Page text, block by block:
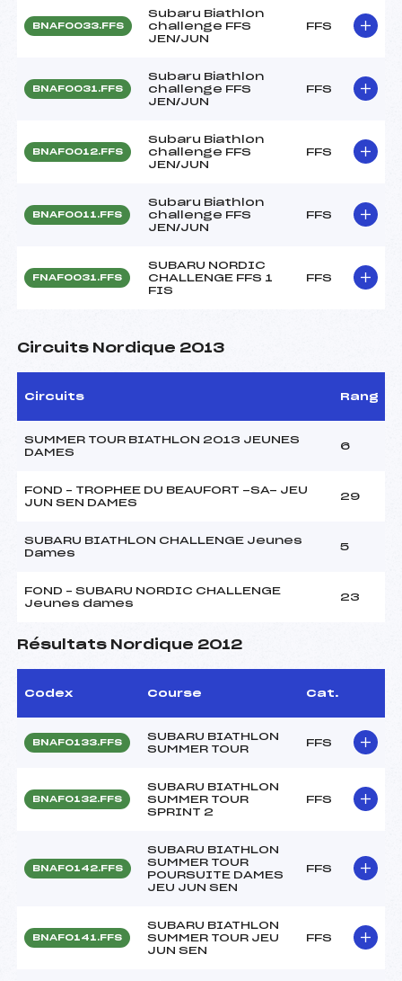
BNAF0033.FFS
Subaru Biathlon
challenge FFS
JEN/JUN
FFS
BNAF0031.FFS
Subaru Biathlon
challenge FFS
JEN/JUN
FFS
BNAF0012.FFS
Subaru Biathlon
challenge FFS
JEN/JUN
FFS
BNAF0011.FFS
Subaru Biathlon
challenge FFS
JEN/JUN
FFS
FNAF0031.FFS
SUBARU NORDIC
CHALLENGE FFS 1
FIS
FFS
Circuits Nordique 2013
Circuits Rang
SUMMER TOUR BIATHLON 2013 JEUNES
DAMES
6
FOND – TROPHEE DU BEAUFORT -SA- JEU
JUN SEN DAMES
29
SUBARU BIATHLON CHALLENGE Jeunes
Dames
5
FOND – SUBARU NORDIC CHALLENGE
Jeunes dames
23
Résultats Nordique 2012
Codex Course Cat.
BNAF0133.FFS
SUBARU BIATHLON
SUMMER TOUR
FFS
BNAF0132.FFS
SUBARU BIATHLON
SUMMER TOUR
SPRINT 2
FFS
BNAF0142.FFS
SUBARU BIATHLON
SUMMER TOUR
POURSUITE DAMES
JEU JUN SEN
FFS
BNAF0141.FFS
SUBARU BIATHLON
SUMMER TOUR JEU
JUN SEN
FFS